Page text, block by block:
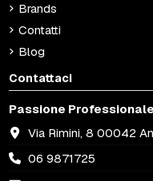
Brands
Contatti
Blog
Contattaci
Passione Professionale
Via Rimini, 8 00042
06 9871725